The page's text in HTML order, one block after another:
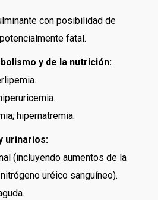
con posibilidad de
fatal.
y de la nutrición:
hipernatremia.
urinarios:
(incluyendo aumentos de la
uréico sanguíneo).